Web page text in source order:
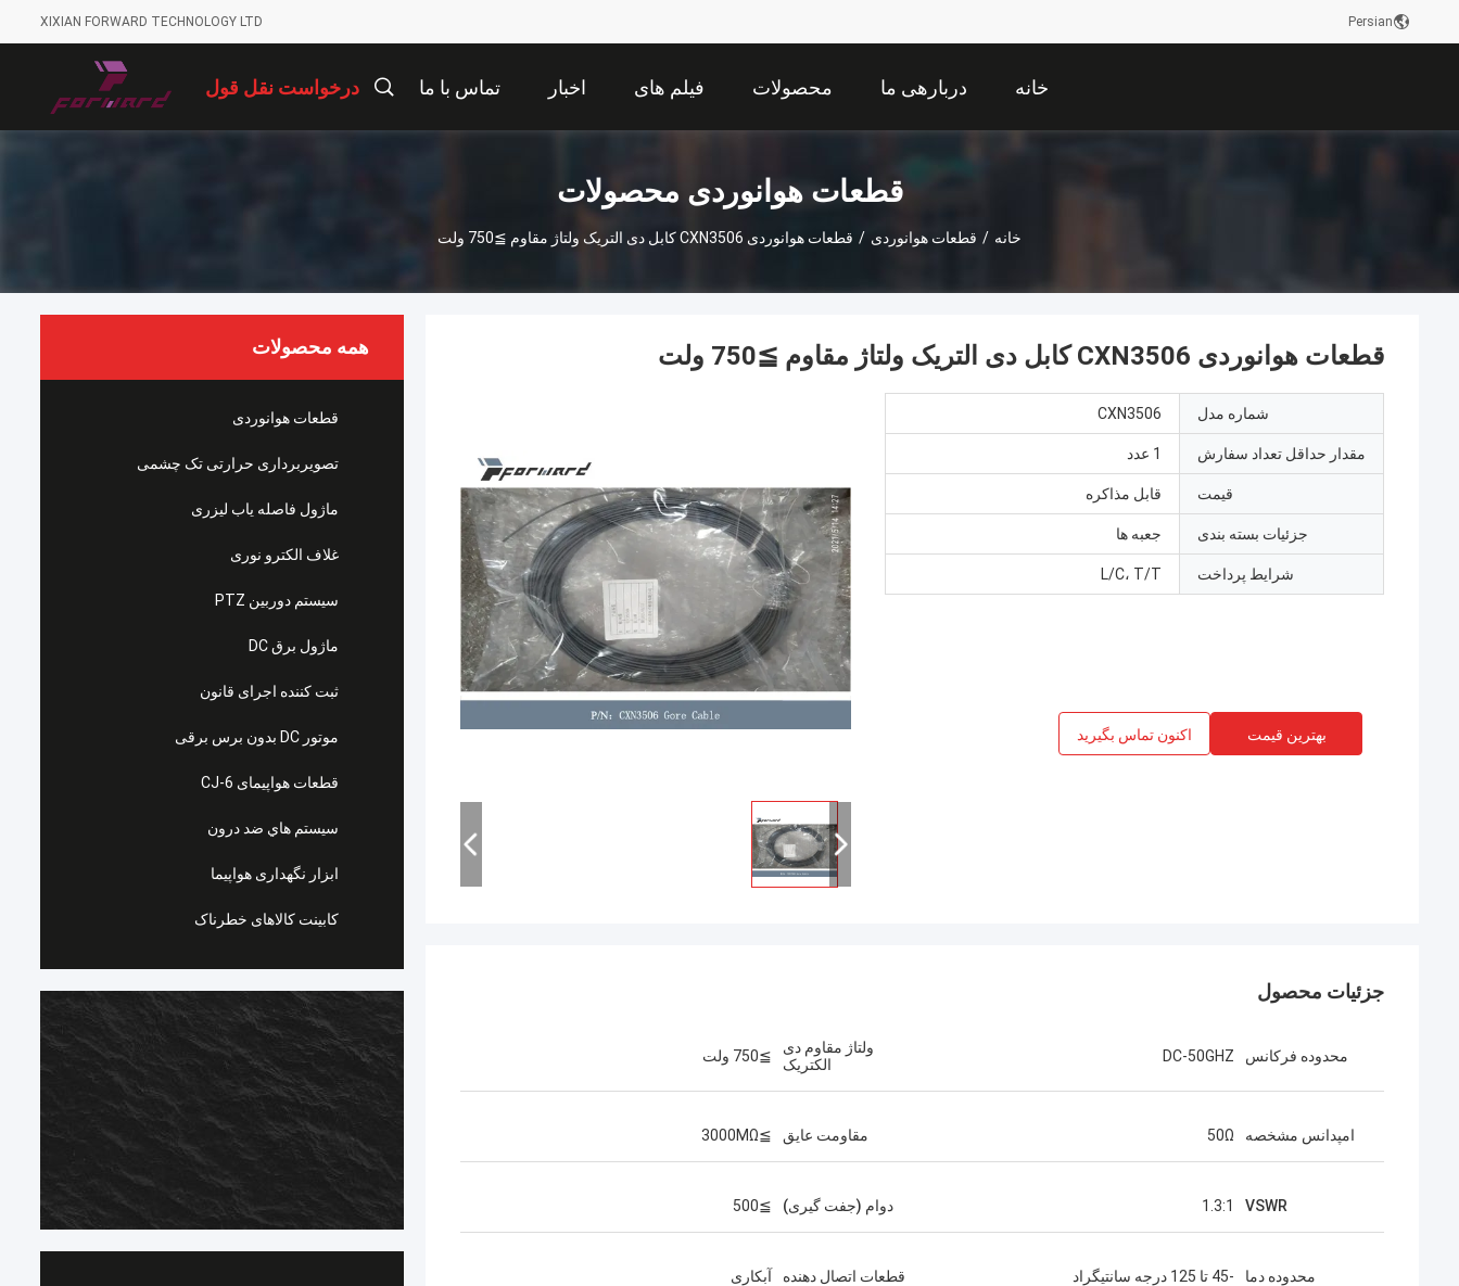
XIXIAN FORWARD TECHNOLOGY LTD Persian
خانه دربارهی ما محصولات فیلم های اخبار تماس با ما درخواست نقل قول
قطعات هوانوردی محصولات
خانه / قطعات هوانوردی / قطعات هوانوردی CXN3506 کابل دی التریک ولتاژ مقاوم ≧750 ولت
همه محصولات
قطعات هوانوردی
تصویربرداری حرارتی تک چشمی
ماژول فاصله یاب لیزری
غلاف الکترو نوری
سیستم دوربین PTZ
ماژول برق DC
ثبت کننده اجرای قانون
موتور DC بدون برس برقی
قطعات هواپیمای CJ-6
سيستم هاي ضد درون
ابزار نگهداری هواپیما
کابینت کالاهای خطرناک
قطعات هوانوردی CXN3506 کابل دی التریک ولتاژ مقاوم ≧750 ولت
شماره مدل CXN3506
مقدار حداقل تعداد سفارش 1 عدد
قیمت قابل مذاکره
جزئیات بسته بندی جعبه ها
شرایط پرداخت L/C، T/T
بهترین قیمت اکنون تماس بگیرید
جزئیات محصول
محدوده فرکانس DC-50GHZ
ولتاژ مقاوم دی
الکتریک
≧750 ولت
امپدانس مشخصه 50Ω مقاومت عایق ≧3000MΩ
VSWR
1.3:1 دوام (جفت گیری) ≧500
محدوده دما -45 تا 125 درجه سانتیگراد قطعات اتصال دهنده آبکاری